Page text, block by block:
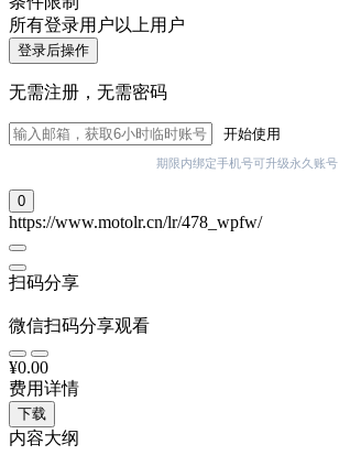
所有登录用户以上用户
登录后操作
无需注册，无需密码
开始使用
期限内绑定手机号可升级永久账号
0
https://www.motolr.cn/lr/478_wpfw/
扫码分享
微信扫码分享观看
¥0.00
费用详情
下载
内容大纲